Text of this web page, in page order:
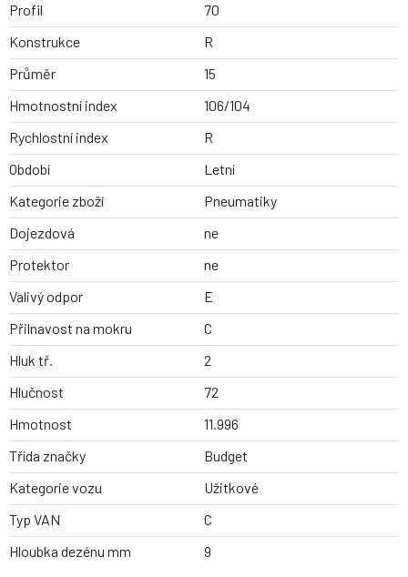
Profil
70
Konstrukce
R
Průměr
15
Hmotnostní index
106/104
Rychlostní index
R
Období
Letní
Kategorie zboží
Pneumatiky
Dojezdová
ne
Protektor
ne
Valivý odpor
E
Přilnavost na mokru
C
Hluk tř.
2
Hlučnost
72
Hmotnost
11.996
Třída značky
Budget
Kategorie vozu
Užitkové
Typ VAN
C
Hloubka dezénu mm
9